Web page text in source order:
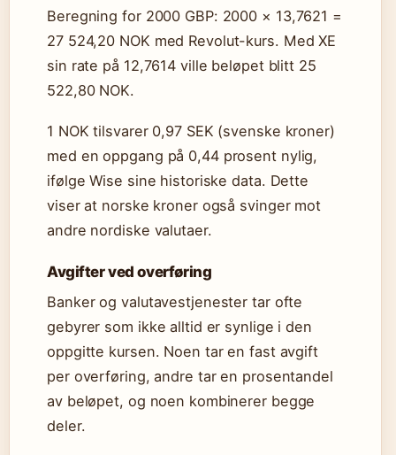
Beregning for 2000 GBP: 2000 × 13,7621 =
27 524,20 NOK med Revolut-kurs. Med XE
sin rate på 12,7614 ville beløpet blitt 25
522,80 NOK.
1 NOK tilsvarer 0,97 SEK (svenske kroner)
med en oppgang på 0,44 prosent nylig,
ifølge Wise sine historiske data. Dette
viser at norske kroner også svinger mot
andre nordiske valutaer.
Avgifter ved overføring
Banker og valutavestjenester tar ofte
gebyrer som ikke alltid er synlige i den
oppgitte kursen. Noen tar en fast avgift
per overføring, andre tar en prosentandel
av beløpet, og noen kombinerer begge
deler.